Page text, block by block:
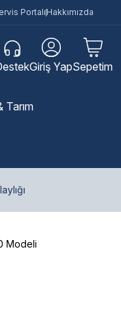
PortalıHakkımızda
Giriş YapSepetim
Tarım
Modeli